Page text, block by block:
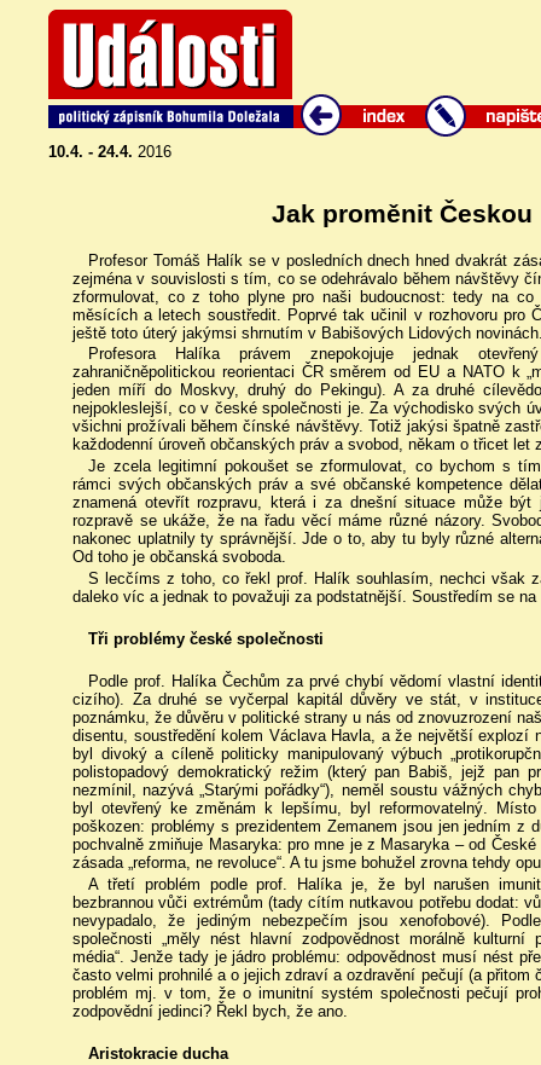
10.4. - 24.4. 2016
Jak proměnit
Profesor Tomáš Halík se v posledních dnech hned dvakrát
zejména v souvislosti s tím, co se odehrávalo během návštěvy
zformulovat, co z toho plyne pro naši budoucnost: tedy na
měsících a letech soustředit. Poprvé tak učinil v rozhovoru pro
ještě toto úterý jakýmsi shrnutím v Babišových Lidových
Profesora Halíka právem znepokojuje jednak
zahraničněpolitickou reorientaci ČR směrem od EU a NATO k
jeden míří do Moskvy, druhý do Pekingu). A za druhé
nejpokleslejší, co v české společnosti je. Za východisko svých
všichni prožívali během čínské návštěvy. Totiž jakýsi špatně
každodenní úroveň občanských práv a svobod, někam o třicet let
Je zcela legitimní pokoušet se zformulovat, co bychom s
rámci svých občanských práv a své občanské kompetence
znamená otevřít rozpravu, která i za dnešní situace může
rozpravě se ukáže, že na řadu věcí máme různé názory.
nakonec uplatnily ty správnější. Jde o to, aby tu byly různé
Od toho je občanská svoboda.
S lecčíms z toho, co řekl prof. Halík souhlasím, nechci však
daleko víc a jednak to považuji za podstatnější. Soustředím se
Tři problémy české společnosti
Podle prof. Halíka Čechům za prvé chybí vědomí vlastní
cizího). Za druhé se vyčerpal kapitál důvěry ve stát, v
poznámku, že důvěru v politické strany u nás od znovuzrození
disentu, soustředění kolem Václava Havla, a že největší explozí
byl divoký a cíleně politicky manipulovaný výbuch
polistopadový demokratický režim (který pan Babiš, jejž pan
nezmínil, nazývá „Starými pořádky“), neměl soustu vážných
byl otevřený ke změnám k lepšímu, byl reformovatelný.
poškozen: problémy s prezidentem Zemanem jsou jen jedním z
pochvalně zmiňuje Masaryka: pro mne je z Masaryka – od
zásada „reforma, ne revoluce“. A tu jsme bohužel zrovna tehdy
A třetí problém podle prof. Halíka je, že byl narušen
bezbrannou vůči extrémům (tady cítím nutkavou potřebu dodat:
nevypadalo, že jediným nebezpečím jsou xenofobové).
společnosti „měly nést hlavní zodpovědnost morálně
média“. Jenže tady je jádro problému: odpovědnost musí nést
často velmi prohnilé a o jejich zdraví a ozdravění pečují (a
problém mj. v tom, že o imunitní systém společnosti pečují
zodpovědní jedinci? Řekl bych, že ano.
Aristokracie ducha